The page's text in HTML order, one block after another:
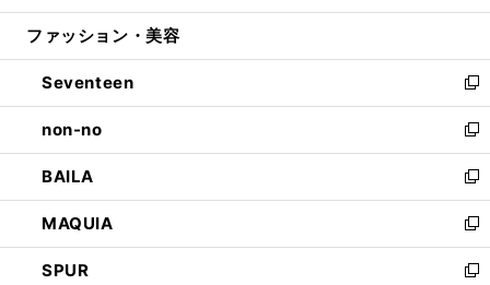
開
ウ
開
く
ン
ウ
で
開
く
ウ
ン
ド
ウ
で
開
く
ファッション・美容
Seventeen
新
し
い
ウ
ィ
ン
ド
ウ
で
non-no
新
し
い
ウ
ィ
ン
ド
BAILA
新
し
い
ウ
ィ
MAQUIA
新
し
い
SPUR
新